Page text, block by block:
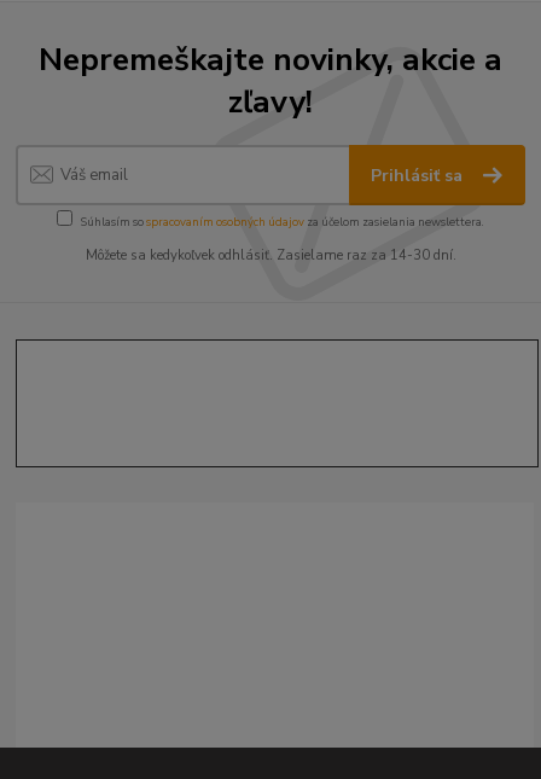
Nepremeškajte novinky, akcie a
zľavy!
Prihlásiť sa
Súhlasím sospracovaním osobných údajov za účelom zasielania newslettera.
Môžete sa kedykoľvek odhlásiť. Zasielame raz za 14-30 dní.